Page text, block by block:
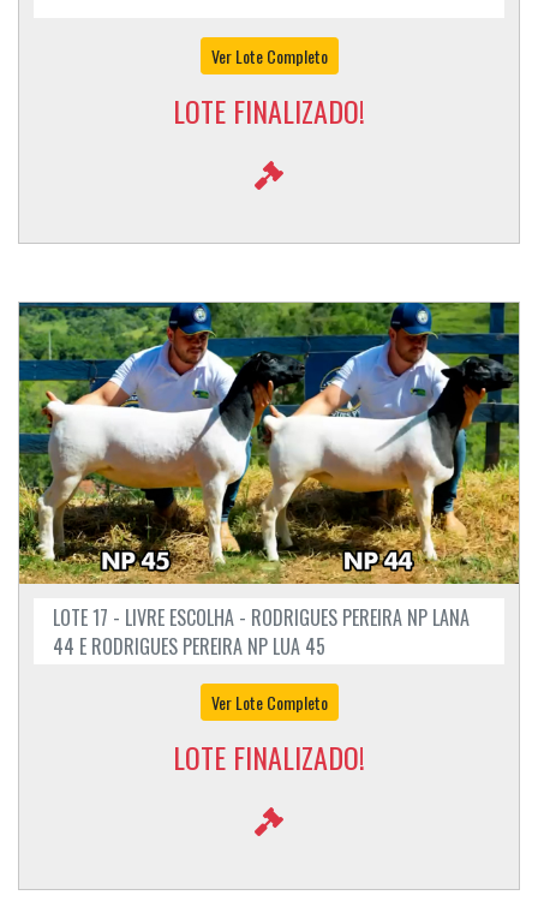
Ver Lote Completo
LOTE FINALIZADO!
LOTE 17 - LIVRE ESCOLHA - RODRIGUES PEREIRA NP LANA
44 E RODRIGUES PEREIRA NP LUA 45
Ver Lote Completo
LOTE FINALIZADO!